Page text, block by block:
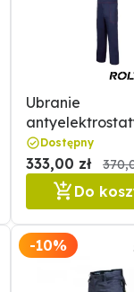
Ubranie
spawalnicze
roz. M
Dostępny
333,00 zł
Do
-10%